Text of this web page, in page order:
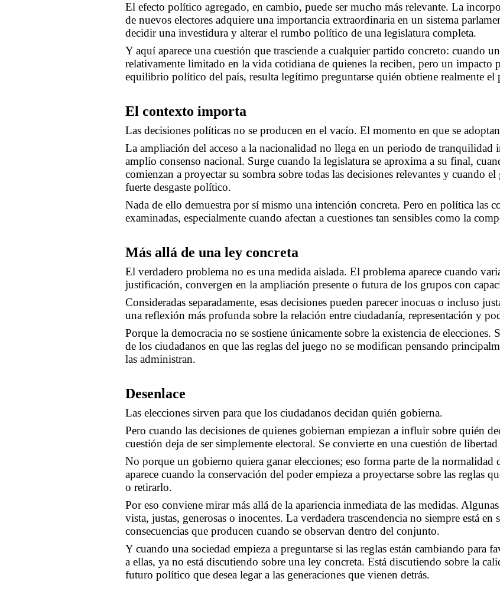
El efecto político agregado, en cambio, puede ser mucho más relevante. La
de nuevos electores adquiere una importancia extraordinaria en un sistema
decidir una investidura y alterar el rumbo político de una legislatura completa.
Y aquí aparece una cuestión que trasciende a cualquier partido concreto: cuando
relativamente limitado en la vida cotidiana de quienes la reciben, pero un impacto
equilibrio político del país, resulta legítimo preguntarse quién obtiene realmente
El contexto importa
Las decisiones políticas no se producen en el vacío. El momento en que se
La ampliación del acceso a la nacionalidad no llega en un periodo de
amplio consenso nacional. Surge cuando la legislatura se aproxima a su final,
comienzan a proyectar su sombra sobre todas las decisiones relevantes y cuando
fuerte desgaste político.
Nada de ello demuestra por sí mismo una intención concreta. Pero en política las
examinadas, especialmente cuando afectan a cuestiones tan sensibles como la
Más allá de una ley concreta
El verdadero problema no es una medida aislada. El problema aparece cuando
justificación, convergen en la ampliación presente o futura de los grupos con
Consideradas separadamente, esas decisiones pueden parecer inocuas o incluso
una reflexión más profunda sobre la relación entre ciudadanía, representación y
Porque la democracia no se sostiene únicamente sobre la existencia de elecciones.
de los ciudadanos en que las reglas del juego no se modifican pensando
las administran.
Desenlace
Las elecciones sirven para que los ciudadanos decidan quién gobierna.
Pero cuando las decisiones de quienes gobiernan empiezan a influir sobre quién
cuestión deja de ser simplemente electoral. Se convierte en una cuestión de
No porque un gobierno quiera ganar elecciones; eso forma parte de la normalidad
aparece cuando la conservación del poder empieza a proyectarse sobre las reglas
o retirarlo.
Por eso conviene mirar más allá de la apariencia inmediata de las medidas.
vista, justas, generosas o inocentes. La verdadera trascendencia no siempre está
consecuencias que producen cuando se observan dentro del conjunto.
Y cuando una sociedad empieza a preguntarse si las reglas están cambiando para
a ellas, ya no está discutiendo sobre una ley concreta. Está discutiendo sobre la
futuro político que desea legar a las generaciones que vienen detrás.